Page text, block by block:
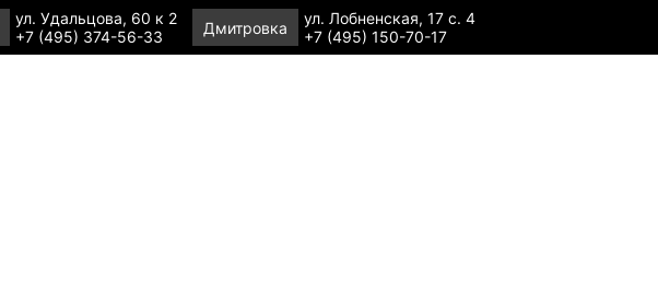
ул. Удальцова, 60 к 2
+7 (495) 374-56-33
Дмитровка
ул. Лобненская, 17 с. 4
+7 (495) 150-70-17